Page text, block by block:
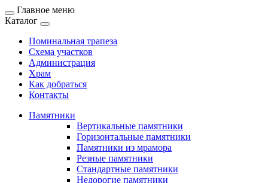
Главное меню
Каталог
Поминальная трапеза
Схема участков
Администрация
Храм
Как добраться
Контакты
Памятники
Вертикальные памятники
Горизонтальные памятники
Памятники из мрамора
Резные памятники
Стандартные памятники
Недорогие памятники